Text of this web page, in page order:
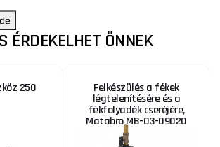
ÉRDEKELHET ÖNNEK
250 Felkészülés a fékek
légtelenítésére és a
fékfolyadék cseréjére,
Matabro MB-03-09020